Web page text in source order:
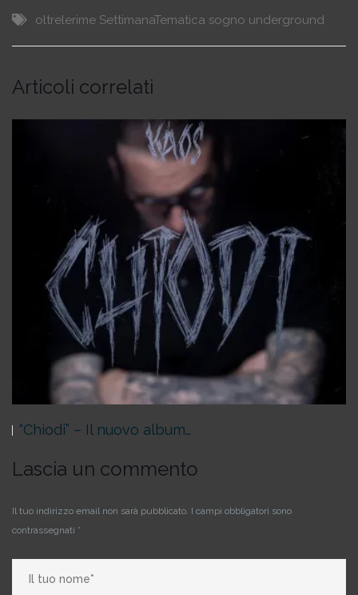
oltrelerime SettimanaTematica sogno underground
Articoli correlati
“Chiodi” – Il nuovo album…
Lascia un commento
Il tuo indirizzo email non sarà pubblicato. I campi obbligatori sono
contrassegnati *